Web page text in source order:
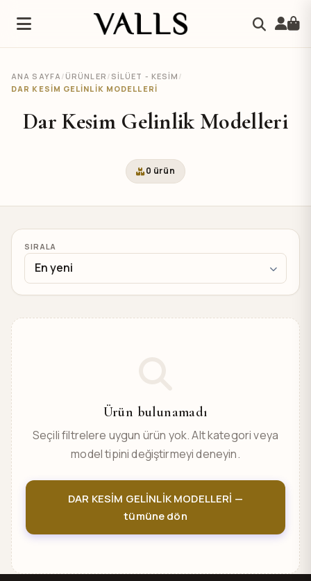
ANA SAYFA / ÜRÜNLER / SILÜET - KESIM /
DAR KESIM GELINLIK MODELLERI
Dar Kesim Gelinlik Modelleri
0 ürün
SIRALA
Ürün bulunamadı
Seçili filtrelere uygun ürün yok. Alt kategori veya
model tipini değiştirmeyi deneyin.
DAR KESİM GELİNLİK MODELLERİ —
tümüne dön